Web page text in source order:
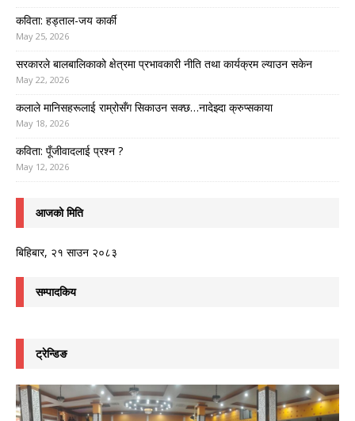
कविता: हड्ताल-जय कार्की
May 25, 2026
सरकारले बालबालिकाको क्षेत्रमा प्रभावकारी नीति तथा कार्यक्रम ल्याउन सकेन
May 22, 2026
कलाले मानिसहरूलाई राम्रोसँग सिकाउन सक्छ…नादेझ्दा क्रुप्सकाया
May 18, 2026
कविता: पूँजीवादलाई प्रश्न ?
May 12, 2026
आजको मिति
बिहिबार, २१ साउन २०८३
सम्पादकिय
ट्रेन्डिङ